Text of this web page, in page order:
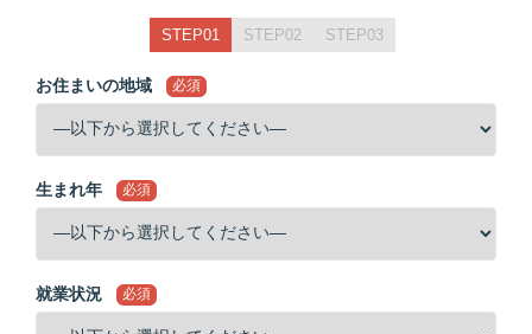
STEP01 STEP02 STEP03
お住まいの地域 必須
生まれ年 必須
就業状況 必須